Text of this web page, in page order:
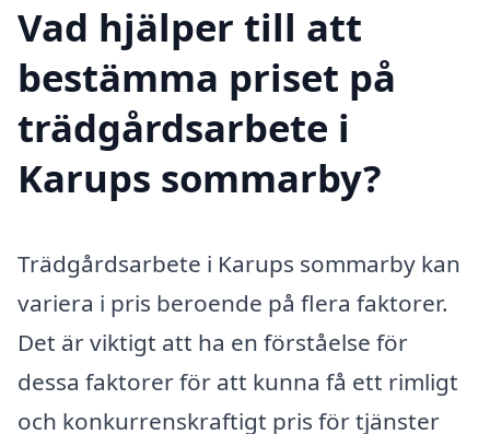
Vad hjälper till att
bestämma priset på
trädgårdsarbete i
Karups sommarby?
Trädgårdsarbete i Karups sommarby kan
variera i pris beroende på flera faktorer.
Det är viktigt att ha en förståelse för
dessa faktorer för att kunna få ett rimligt
och konkurrenskraftigt pris för tjänster